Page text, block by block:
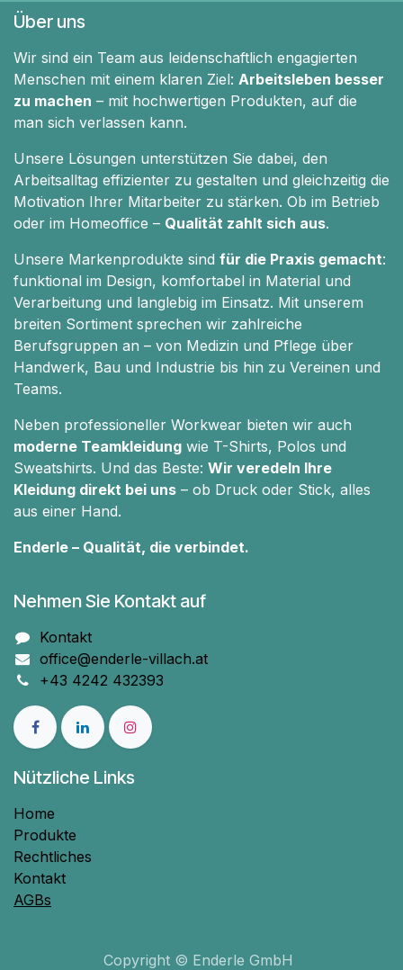
Über uns
Wir sind ein Team aus leidenschaftlich engagierten
Menschen mit einem klaren Ziel: Arbeitsleben besser
zu machen – mit hochwertigen Produkten, auf die
man sich verlassen kann.
Unsere Lösungen unterstützen Sie dabei, den
Arbeitsalltag effizienter zu gestalten und gleichzeitig die
Motivation Ihrer Mitarbeiter zu stärken. Ob im Betrieb
oder im Homeoffice – Qualität zahlt sich aus.
Unsere Markenprodukte sind für die Praxis gemacht:
funktional im Design, komfortabel in Material und
Verarbeitung und langlebig im Einsatz. Mit unserem
breiten Sortiment sprechen wir zahlreiche
Berufsgruppen an – von Medizin und Pflege über
Handwerk, Bau und Industrie bis hin zu Vereinen und
Teams.
Neben professioneller Workwear bieten wir auch
moderne Teamkleidung wie T-Shirts, Polos und
Sweatshirts. Und das Beste: Wir veredeln Ihre
Kleidung direkt bei uns – ob Druck oder Stick, alles
aus einer Hand.
Enderle – Qualität, die verbindet.
Nehmen Sie Kontakt auf
Kontakt
office@enderle-villach.at
+43 4242 432393
Nützliche Links
Home
Produkte
Rechtliches
Kontakt
AGBs
Copyright © Enderle GmbH